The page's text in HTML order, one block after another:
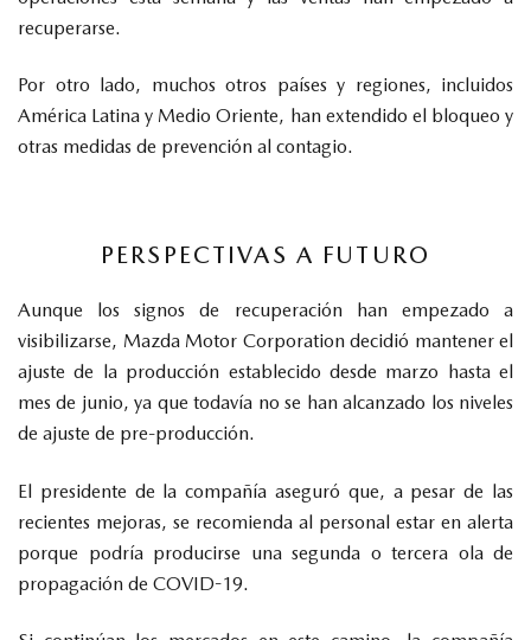
recuperarse.
Por otro lado, muchos otros países y regiones, incluidos
América Latina y Medio Oriente, han extendido el bloqueo y
otras medidas de prevención al contagio.
PERSPECTIVAS A FUTURO
Aunque los signos de recuperación han empezado a
visibilizarse, Mazda Motor Corporation decidió mantener el
ajuste de la producción establecido desde marzo hasta el
mes de junio, ya que todavía no se han alcanzado los niveles
de ajuste de pre-producción.
El presidente de la compañía aseguró que, a pesar de las
recientes mejoras, se recomienda al personal estar en alerta
porque podría producirse una segunda o tercera ola de
propagación de COVID-19.